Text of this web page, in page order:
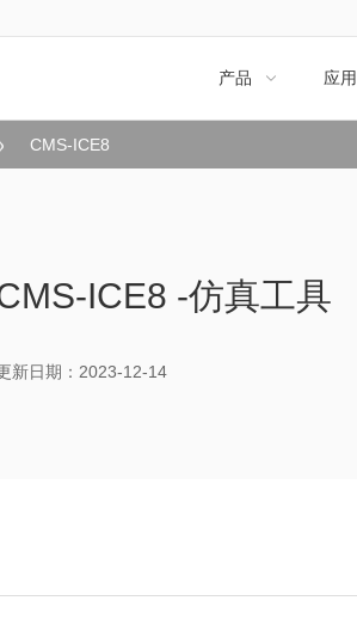
产品  应用
CMS-ICE8
ICE8 -仿真工具
新日期：2023-12-14